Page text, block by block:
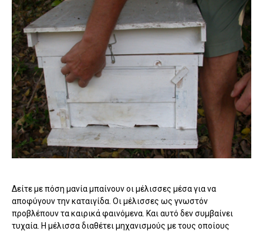
Δείτε με πόση μανία μπαίνουν οι μέλισσες μέσα για να
αποφύγουν την καταιγίδα. Οι μέλισσες ως γνωστόν
προβλέπουν τα καιρικά φαινόμενα. Και αυτό δεν συμβαίνει
τυχαία. Η μέλισσα διαθέτει μηχανισμούς με τους οποίους